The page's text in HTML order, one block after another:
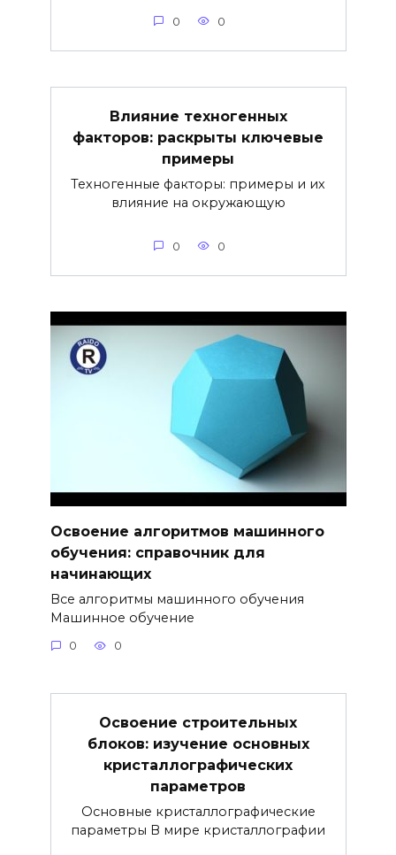
0 0
Влияние техногенных
факторов: раскрыты ключевые
примеры
Техногенные факторы: примеры и их
влияние на окружающую
0 0
Освоение алгоритмов машинного
обучения: справочник для
начинающих
Все алгоритмы машинного обучения
Машинное обучение
0 0
Освоение строительных
блоков: изучение основных
кристаллографических
параметров
Основные кристаллографические
параметры В мире кристаллографии